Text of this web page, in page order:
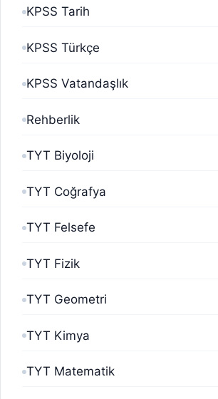
KPSS Tarih
KPSS Türkçe
KPSS Vatandaşlık
Rehberlik
TYT Biyoloji
TYT Coğrafya
TYT Felsefe
TYT Fizik
TYT Geometri
TYT Kimya
TYT Matematik